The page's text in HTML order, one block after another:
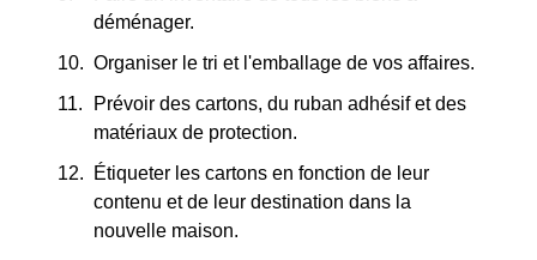
déménager.
Organiser le tri et l'emballage de vos affaires.
Prévoir des cartons, du ruban adhésif et des
matériaux de protection.
Étiqueter les cartons en fonction de leur
contenu et de leur destination dans la
nouvelle maison.